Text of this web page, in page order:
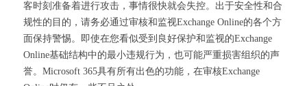
客时刻准备着进行攻击，事情很快就会失控。出于安全性和合
规性的目的，请务必通过审核和监视Exchange Online的各个方
面保持警惕。即使在您看似受到良好保护和监视的Exchange
Online基础结构中的最小违规行为，也可能严重损害组织的声
誉。Microsoft 365具有所有出色的功能，在审核Exchange